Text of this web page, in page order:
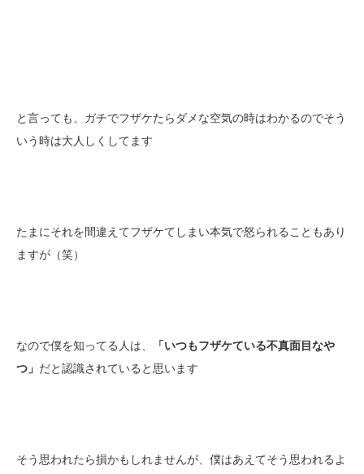
と言っても、ガチでフザケたらダメな空気の時はわかるのでそう
いう時は大人しくしてます
たまにそれを間違えてフザケてしまい本気で怒られることもあり
ますが（笑）
なので僕を知ってる人は、
「いつもフザケている不真面目なや
つ」 だと認識されていると思います
そう思われたら損かもしれませんが、僕はあえてそう思われるよ